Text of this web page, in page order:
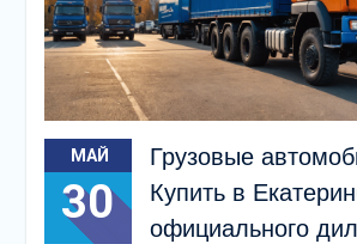
МАЙ
30
Грузовые
Купить в
официального